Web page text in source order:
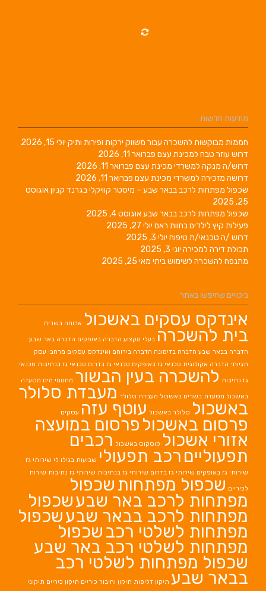
מודעות חדשות
חממות מבוקשות להשכרה עבור משווק ירקות ופירות ותיק יולי 15, 2026
דרוש עוזר טבח למכינת עצם פברואר 11, 2026
דרוש/ה מנקה למשרדי מכינת עצם פברואר 11, 2026
דרושה מזכירה למשרדי מכינת עצם פברואר 11, 2026
שכפול מפתחות לרכב בבאר שבע – מיסטר קוויקלי בגרנד קניוןאוגוסט
25, 2025
שכפול מפתחות לרכב בבאר שבעאוגוסט 4, 2025
פעילות קיץ לילדים בחוות ראם יולי 27, 2025
דרוש /ה טכנאי/ת טיפוח יולי 3, 2025
תכולת דירה למכירה יוני 3, 2025
מתנפח להשכרה לשימוש ביתי מאי 25, 2025
ביטויים שחיפשו באתר
אינדקס עסקים באשכול ארוחה בשרית
בית להשכרה בעלי מקצוע הדברה באופקים הדברה באר שבע
הדברה בבאר שבע הדברה בדימונה הדברה בירוחם ואינדקס עסקים מרחבי עסק
תגיות: הדברה אקולוגית טכנאי גז באופקים טכנאי גז בדרום טכנאי גז בנתיבות טכנאי
גז נתיבות להשכרה בעין הבשור מחממי מים מסעדה
באשכול מסעדת בשרים באשכול מעבדת סלולר מעבדת סלולר
באשכול סלולר באשכול עוטף עזה עסקים
פרסום באשכול פרסום במועצה
אזורי אשכול קוסקוס באשכול רכבים
תפעוליים רכב תפעולי שבועות בגילו לי שירותי גז
שירותי גז באופקים שירותי גז בדרום שירותי גז בנתיבות שירותי גז נתיבות שירות
לכיריים שכפול מפתחות שכפול
מפתחות לרכב באר שבעשכפול
מפתחות לרכב בבאר שבעשכפול
מפתחות לשלטי רכב שכפול
מפתחות לשלטי רכב באר שבע
שכפול מפתחות לשלטי רכב
בבאר שבע תיקון דליפות תיקון וחיבור כיריים תיקון כיריים תיקוני